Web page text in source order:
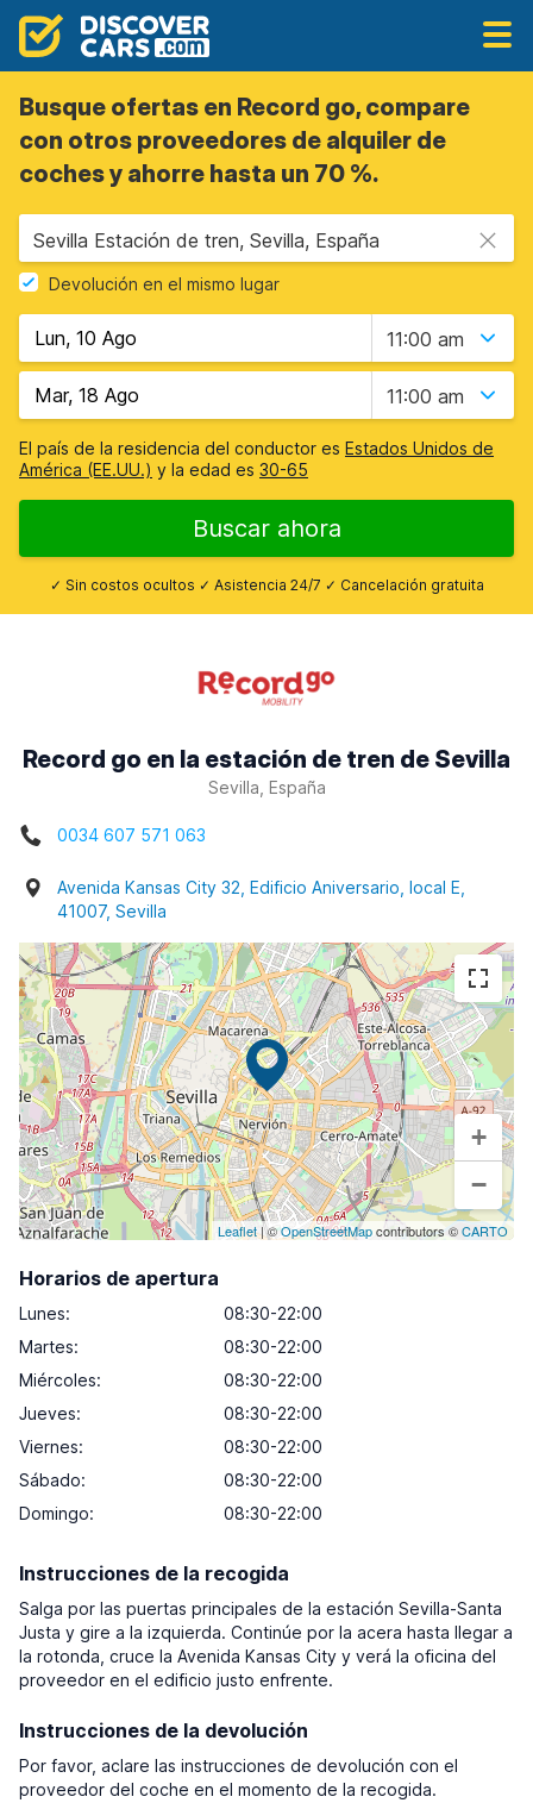
Busque ofertas en Record go, compare
con otros proveedores de alquiler de
coches y ahorre hasta un 70 %.
Sevilla Estación de tren, Sevilla, España
Devolución en el mismo lugar
11:00 am
11:00 am
El país de la residencia del conductor es Estados Unidos de
América (EE.UU.) y la edad es 30-65
Buscar ahora
✓ Sin costos ocultos ✓ Asistencia 24/7 ✓ Cancelación gratuita
Record go en la estación de tren de Sevilla
Sevilla, España
0034 607 571 063
Avenida Kansas City 32, Edificio Aniversario, local E,
41007, Sevilla
+
−
Leaflet| ©OpenStreetMapcontributors ©CARTO
Horarios de apertura
Lunes:
08:30-22:00
Martes:
08:30-22:00
Miércoles:
08:30-22:00
Jueves:
08:30-22:00
Viernes:
08:30-22:00
Sábado:
08:30-22:00
Domingo: 08:30-22:00
Instrucciones de la recogida
Salga por las puertas principales de la estación Sevilla-Santa
Justa y gire a la izquierda. Continúe por la acera hasta llegar a
la rotonda, cruce la Avenida Kansas City y verá la oficina del
proveedor en el edificio justo enfrente.
Instrucciones de la devolución
Por favor, aclare las instrucciones de devolución con el
proveedor del coche en el momento de la recogida.